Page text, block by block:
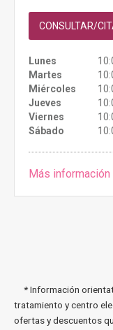
CONSULTAR/
Lunes
Martes
Miércoles
Jueves
Viernes
Sábado
Más información
* Información
tratamiento y centro
ofertas y descuentos